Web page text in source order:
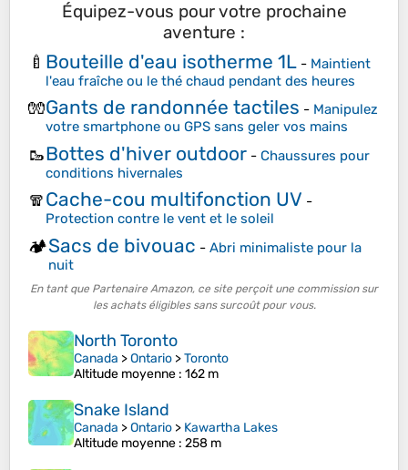
Équipez-vous pour votre prochaine
aventure :
🍼 Bouteille d'eau isotherme 1L - Maintient
l'eau fraîche ou le thé chaud pendant des heures
🧤Gants de randonnée tactiles - Manipulez
votre smartphone ou GPS sans geler vos mains
🥾Bottes d'hiver outdoor - Chaussures pour
conditions hivernales
🧣Cache-cou multifonction UV -
Protection contre le vent et le soleil
🏕️Sacs de bivouac - Abri minimaliste pour la
nuit
En tant que Partenaire Amazon, ce site perçoit une commission sur
les achats éligibles sans surcoût pour vous.
North Toronto
Canada >Ontario >Toronto
Altitude moyenne : 162 m
Snake Island
Canada >Ontario > Kawartha Lakes
Altitude moyenne : 258 m